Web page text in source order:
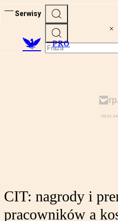
Serwisy
PRO
CIT: nagrody i
pracowników a